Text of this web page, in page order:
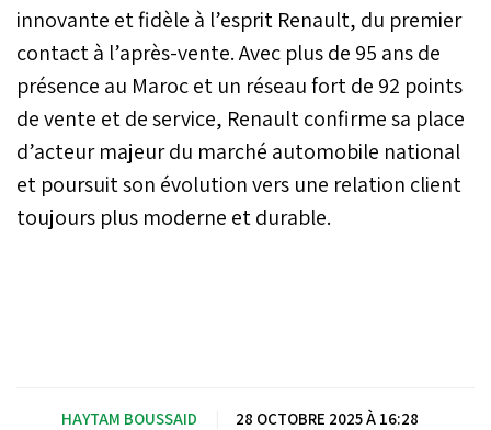
innovante et fidèle à l’esprit Renault, du premier
contact à l’après-vente. Avec plus de 95 ans de
présence au Maroc et un réseau fort de 92 points
de vente et de service, Renault confirme sa place
d’acteur majeur du marché automobile national
et poursuit son évolution vers une relation client
toujours plus moderne et durable.
HAYTAM BOUSSAID 28 OCTOBRE 2025 À 16:28